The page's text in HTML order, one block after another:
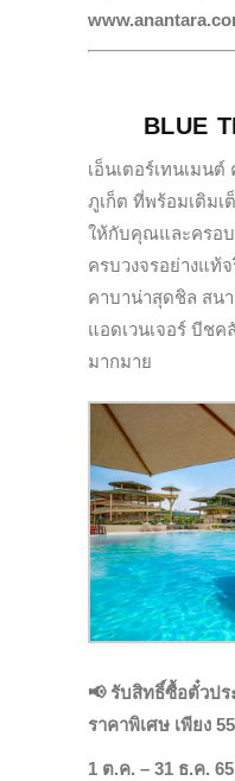
BLUE
เอ็นเตอร์เทนเมน
ภูเก็ต ที่พร้อมเติม
ให้กับคุณและครอบ
ครบวงจรอย่างแท้
คาบาน่าสุดชิล สน
แอดเวนเจอร์ บีชค
มากมาย
📢 รับสิทธิ์ซื้อตั๋วปร
ราคาพิเศษ เพียง
1 ต.ค. – 31 ธ.ค. 65